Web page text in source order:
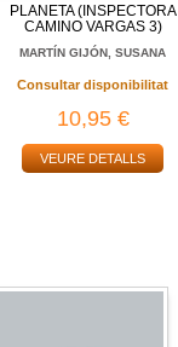
PLANETA (INSPECTORA
CAMINO VARGAS 3)
MARTÍN GIJÓN, SUSANA
Consultar disponibilitat
10,95 €
VEURE DETALLS